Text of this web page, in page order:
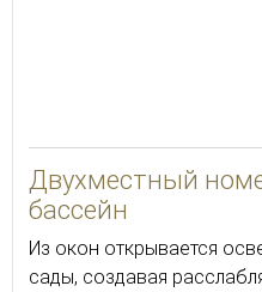
Двухместный
бассейн
Из окон открывается
сады, создавая